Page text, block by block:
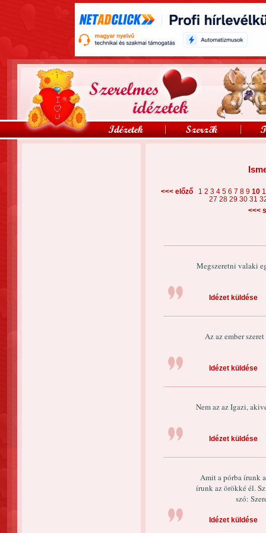
<<< előző 1 2 3 4 5 6 7 8 9 10
27 28 29 30 31
<<<
Megszeretni valaki
Idézet küldése
Az az ember
Idézet küldése
Nem az az Igazi,
Idézet küldése
Amit a pórba írunk
írunk az örökké él.
szó:
Idézet küldése